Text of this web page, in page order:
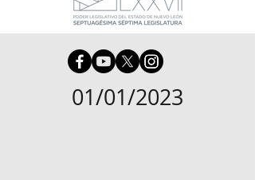
01/01/2023